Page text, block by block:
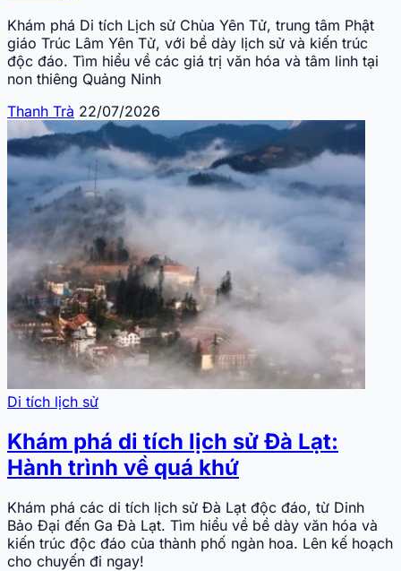
Khám phá Di tích Lịch sử Chùa Yên Tử, trung tâm Phật
giáo Trúc Lâm Yên Tử, với bề dày lịch sử và kiến trúc
độc đáo. Tìm hiểu về các giá trị văn hóa và tâm linh tại
non thiêng Quảng Ninh
Thanh Trà 22/07/2026
Di tích lịch sử
Khám phá di tích lịch sử Đà Lạt:
Hành trình về quá khứ
Khám phá các di tích lịch sử Đà Lạt độc đáo, từ Dinh
Bảo Đại đến Ga Đà Lạt. Tìm hiểu về bề dày văn hóa và
kiến trúc độc đáo của thành phố ngàn hoa. Lên kế hoạch
cho chuyến đi ngay!